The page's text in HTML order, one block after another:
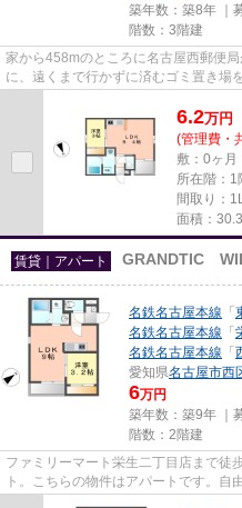
築年数：築8年 ｜
階数：3階建
家から458mのところに名古屋西郵便
に、遠くまで行かずに済むゴミ置き場
6.2万円
(管理費・
敷：0ヶ月
所在階：1
間取り：
面積：
賃貸｜アパート GRANDTIC
名鉄名古屋本線 「
名鉄名古屋本線 「
名鉄名古屋本線 「
愛知県名古屋市西
6万円
築年数：築9年 ｜
階数：2階建
ファミリーマート栄生二丁目店まで徒
ト。こちらの物件はアパートです。自